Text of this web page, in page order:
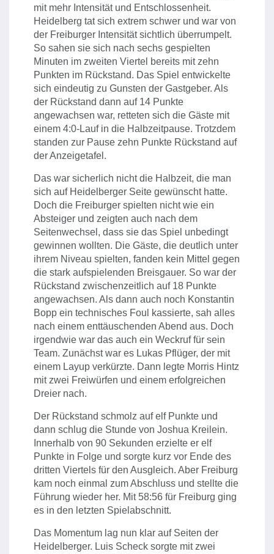
mit mehr Intensität und Entschlossenheit.
Heidelberg tat sich extrem schwer und war von
der Freiburger Intensität sichtlich überrumpelt.
So sahen sie sich nach sechs gespielten
Minuten im zweiten Viertel bereits mit zehn
Punkten im Rückstand. Das Spiel entwickelte
sich eindeutig zu Gunsten der Gastgeber. Als
der Rückstand dann auf 14 Punkte
angewachsen war, retteten sich die Gäste mit
einem 4:0-Lauf in die Halbzeitpause. Trotzdem
standen zur Pause zehn Punkte Rückstand auf
der Anzeigetafel.
Das war sicherlich nicht die Halbzeit, die man
sich auf Heidelberger Seite gewünscht hatte.
Doch die Freiburger spielten nicht wie ein
Absteiger und zeigten auch nach dem
Seitenwechsel, dass sie das Spiel unbedingt
gewinnen wollten. Die Gäste, die deutlich unter
ihrem Niveau spielten, fanden kein Mittel gegen
die stark aufspielenden Breisgauer. So war der
Rückstand zwischenzeitlich auf 18 Punkte
angewachsen. Als dann auch noch Konstantin
Bopp ein technisches Foul kassierte, sah alles
nach einem enttäuschenden Abend aus. Doch
irgendwie war das auch ein Weckruf für sein
Team. Zunächst war es Lukas Pflüger, der mit
einem Layup verkürzte. Dann legte Morris Hintz
mit zwei Freiwürfen und einem erfolgreichen
Dreier nach.
Der Rückstand schmolz auf elf Punkte und
dann schlug die Stunde von Joshua Kreilein.
Innerhalb von 90 Sekunden erzielte er elf
Punkte in Folge und sorgte kurz vor Ende des
dritten Viertels für den Ausgleich. Aber Freiburg
kam noch einmal zum Abschluss und stellte die
Führung wieder her. Mit 58:56 für Freiburg ging
es in den letzten Spielabschnitt.
Das Momentum lag nun klar auf Seiten der
Heidelberger. Luis Scheck sorgte mit zwei